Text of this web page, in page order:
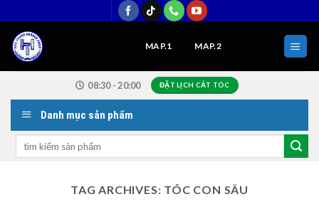
to
content
MAP.1 MAP.2
08:30 - 20:00 ĐẶT LỊCH CẮT TÓC
Danh mục sản phẩm
Search
TAG ARCHIVES: TÓC CON SÂU